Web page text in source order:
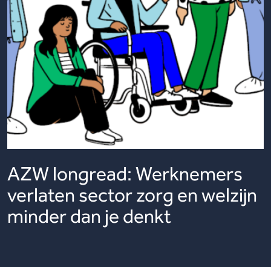
AZW longread: Werknemers
verlaten sector zorg en welzijn
minder dan je denkt